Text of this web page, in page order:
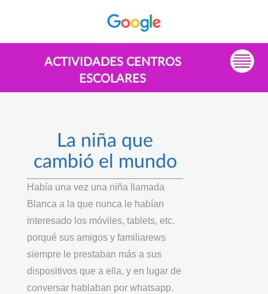
ACTIVIDADES CENTROS
ESCOLARES
La niña que
cambió el mundo
Había una vez una niña llamada
Blanca a la que nunca le habían
interesado los móviles, tablets, etc.
porqué sus amigos y familiarews
siempre le prestaban más a sus
dispositivos que a ella, y en lugar de
conversar hablaban por whatsapp.